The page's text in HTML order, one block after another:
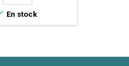
En stock